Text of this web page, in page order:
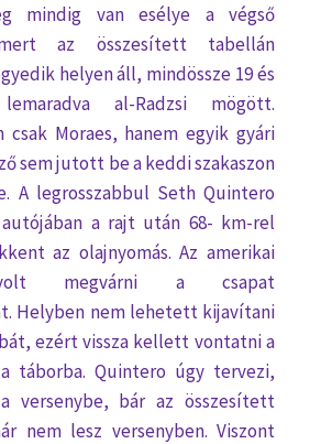
mindig van esélye a végső
az összesített tabellán
helyen áll, mindössze 19 és
al-Radzsi mögött.
csak Moraes, hanem egyik gyári
sem jutott be a keddi szakaszon
A legrosszabbul Seth Quintero
a rajt után 68- km-rel
az olajnyomás. Az amerikai
megvárni a csapat
Helyben nem lehetett kijavítani
ezért vissza kellett vontatni a
táborba. Quintero úgy tervezi,
versenybe, bár az összesített
nem lesz versenyben. Viszont